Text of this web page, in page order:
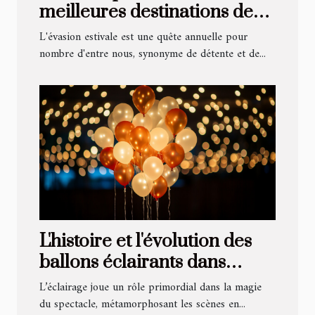
meilleures destinations de
vacances d'été
L'évasion estivale est une quête annuelle pour
nombre d'entre nous, synonyme de détente et de...
L'histoire et l'évolution des
ballons éclairants dans
l'industrie du spectacle
L’éclairage joue un rôle primordial dans la magie
du spectacle, métamorphosant les scènes en...